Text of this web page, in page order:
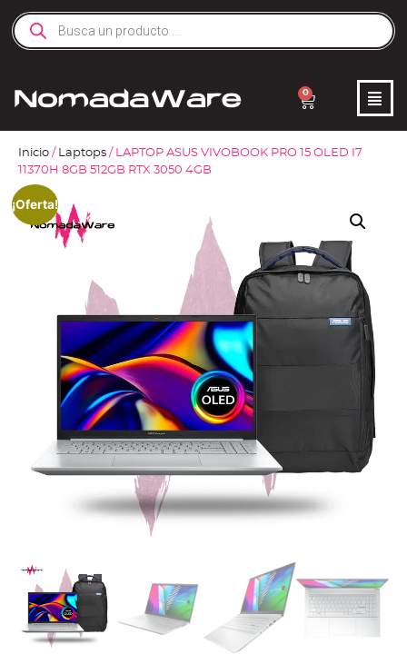
0
Inicio / Laptops / LAPTOP ASUS VIVOBOOK PRO 15 OLED I7
11370H 8GB 512GB RTX 3050 4GB
¡Oferta!